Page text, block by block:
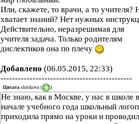
Или, скажете, то врачи, а то учителя?
хватает знаний? Нет нужных
Действительно, неразрешимая для
учителя задача. Только родителям
дислектиков она по плечу
Добавлено (06.05.2015, 22:33)
---------------------------------------------
Цитата shitikova ( )
Не знаю, как в Москве, у нас в школе в
начале учебного года школьный
приходила прямо на уроки и